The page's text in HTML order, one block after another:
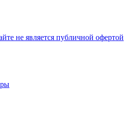
не является публичной офертой